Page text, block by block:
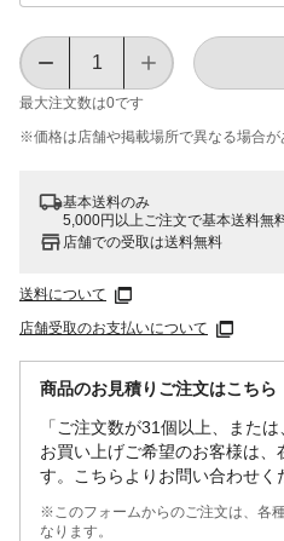
最大注文数は0です
※価格は​店舗や​掲載場所で​異なる​場合が​
基本送料のみ
5,000円以上ご注文で基本送料無
店舗での受取は送料無料
送料について
店舗受取のお支払いについて
商品のお見積りご注文はこちら
「ご注文数が31個以上、また
お買い上げご希望のお客様は、
す。こちらよりお問い合わせく
※このフォームからのご注文は、各
なります。